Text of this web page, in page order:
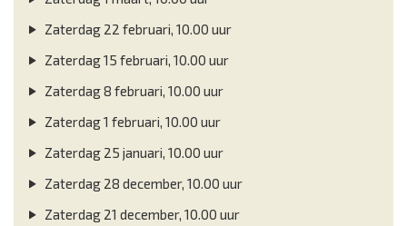
Zaterdag 22 februari, 10.00 uur
Zaterdag 15 februari, 10.00 uur
Zaterdag 8 februari, 10.00 uur
Zaterdag 1 februari, 10.00 uur
Zaterdag 25 januari, 10.00 uur
Zaterdag 28 december, 10.00 uur
Zaterdag 21 december, 10.00 uur